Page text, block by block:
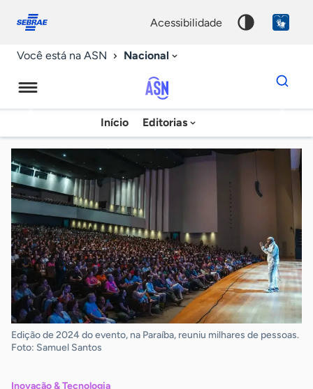
conosco
acessibilidade
Você está na ASN Nacional
Agência
Sebrae
de
Notícias
Início Editorias
Dados
para
chave
Edição de 2024 do evento, na Paraíba, reuniu milhares de pessoas.
Foto: Samuel Santos
Inovação & Tecnologia